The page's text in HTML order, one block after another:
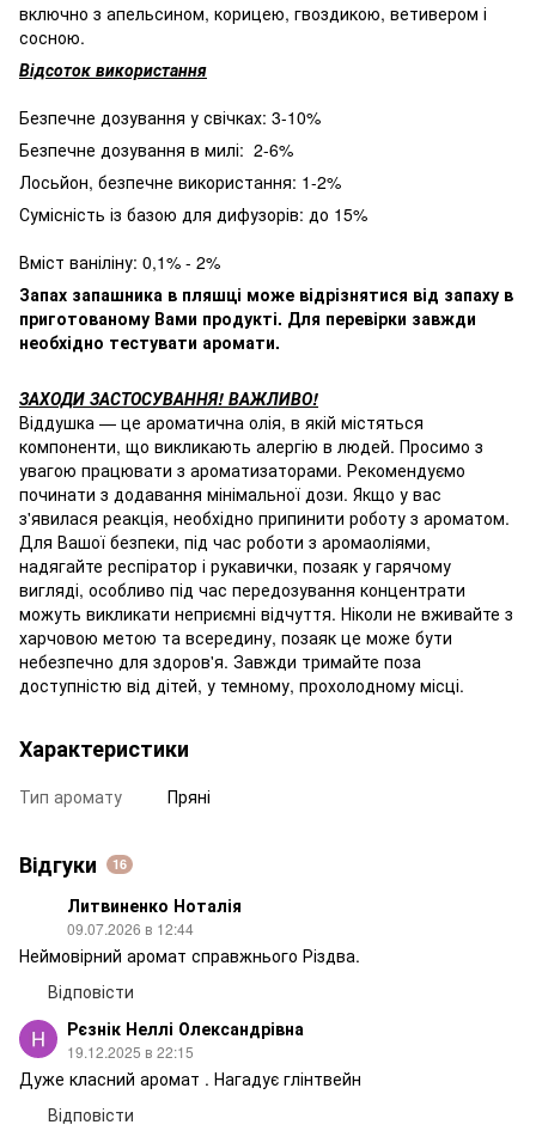
включно з апельсином, корицею, гвоздикою, ветивером і
сосною.
Відсоток використання
Безпечне дозування у свічках: 3-10%
Безпечне дозування в милі: 2-6%
Лосьйон, безпечне використання: 1-2%
Сумісність із базою для дифузорів: до 15%
Вміст ваніліну: 0,1% - 2%
Запах запашника в пляшці може відрізнятися від запаху в
приготованому Вами продукті. Для перевірки завжди
необхідно тестувати аромати.
ЗАХОДИ ЗАСТОСУВАННЯ! ВАЖЛИВО!
Віддушка — це ароматична олія, в якій містяться
компоненти, що викликають алергію в людей. Просимо з
увагою працювати з ароматизаторами. Рекомендуємо
починати з додавання мінімальної дози. Якщо у вас
з'явилася реакція, необхідно припинити роботу з ароматом.
Для Вашої безпеки, під час роботи з аромаоліями,
надягайте респіратор і рукавички, позаяк у гарячому
вигляді, особливо під час передозування концентрати
можуть викликати неприємні відчуття. Ніколи не вживайте з
харчовою метою та всередину, позаяк це може бути
небезпечно для здоров'я. Завжди тримайте поза
доступністю від дітей, у темному, прохолодному місці.
Характеристики
Тип аромату Пряні
Відгуки 16
Литвиненко Ноталія
09.07.2026 в 12:44
Неймовірний аромат справжнього Різдва.
Відповісти
Рєзнік Неллі Олександрівна
19.12.2025 в 22:15
Дуже класний аромат . Нагадує глінтвейн
Відповісти